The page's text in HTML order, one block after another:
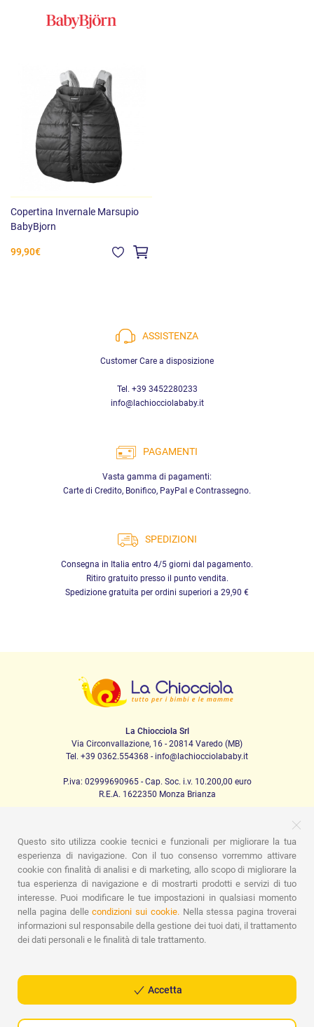
Copertina Invernale Marsupio
BabyBjorn
99,90€
ASSISTENZA
Customer Care a disposizione
Tel. +39 3452280233
info@lachiocciolababy.it
PAGAMENTI
Vasta gamma di pagamenti:
Carte di Credito, Bonifico, PayPal e Contrassegno.
SPEDIZIONI
Consegna in Italia entro 4/5 giorni dal pagamento.
Ritiro gratuito presso il punto vendita.
Spedizione gratuita per ordini superiori a 29,90 €
La Chiocciola Srl
Via Circonvallazione, 16 - 20814 Varedo (MB)
Tel. +39 0362.554368 - info@lachiocciolababy.it
P.iva: 02999690965 - Cap. Soc. i.v. 10.200,00 euro
R.E.A. 1622350 Monza Brianza
PRODOTTI
Passeggio
Seggiolini Auto A casa Pappa
Nanna
Igiene
Mamma e bebè Abbigliamento Gioco
Gift card
Kit baby set
Idee regalo Camerette
Promozioni
Marchi
ASSISTENZA
Cookie Policy
Questo sito utilizza cookie tecnici e funzionali per migliorare la tua
esperienza di navigazione. Con il tuo consenso vorremmo attivare
cookie con finalità di analisi e di marketing, allo scopo di migliorare la
tua esperienza di navigazione e di mostrarti prodotti e servizi di tuo
interesse. Puoi modificare le tue impostazioni in qualsiasi momento
nella pagina dellecondizioni sui cookie.Nella stessa pagina troverai
informazioni sul responsabile della gestione dei tuoi dati, il trattamento
dei dati personali e le finalità di tale trattamento.
Accetta